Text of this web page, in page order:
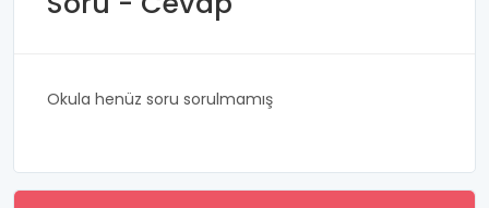
Okula henüz soru sorulmamış